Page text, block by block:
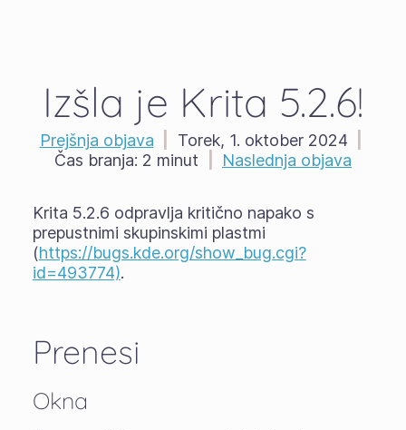
Izšla je Krita 5.2.6!
Prejšnja objava Torek, 1. oktober 2024
Čas branja: 2 minut Naslednja objava
Krita 5.2.6 odpravlja kritično napako s
prepustnimi skupinskimi plastmi
(https://bugs.kde.org/show_bug.cgi?
id=493774).
Prenesi
Okna